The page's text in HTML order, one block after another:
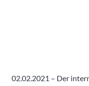
02.02.2021 – Der